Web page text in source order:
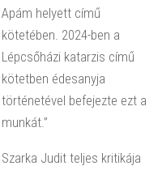
Apám helyett című
kötetében. 2024-ben a
Lépcsőházi katarzis című
kötetben édesanyja
történetével befejezte ezt a
munkát.”
Szarka Judit teljes kritikája